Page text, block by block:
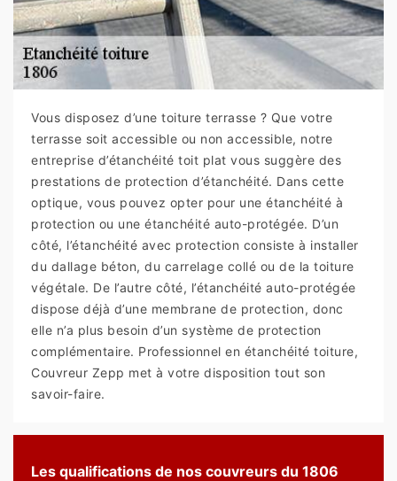
Vous disposez d’une toiture terrasse ? Que votre
terrasse soit accessible ou non accessible, notre
entreprise d’étanchéité toit plat vous suggère des
prestations de protection d’étanchéité. Dans cette
optique, vous pouvez opter pour une étanchéité à
protection ou une étanchéité auto-protégée. D’un
côté, l’étanchéité avec protection consiste à installer
du dallage béton, du carrelage collé ou de la toiture
végétale. De l’autre côté, l’étanchéité auto-protégée
dispose déjà d’une membrane de protection, donc
elle n’a plus besoin d’un système de protection
complémentaire. Professionnel en étanchéité toiture,
Couvreur Zepp met à votre disposition tout son
savoir-faire.
Les qualifications de nos couvreurs du 1806